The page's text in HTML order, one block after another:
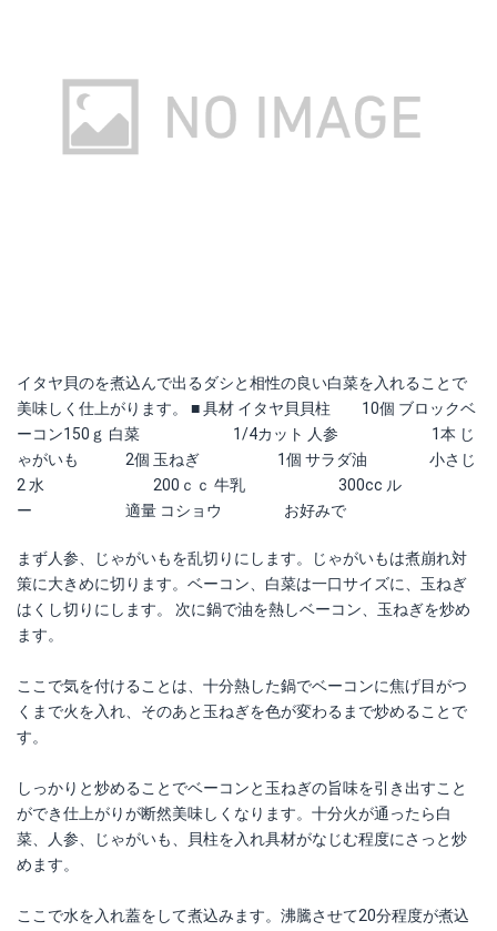
イタヤ貝のを煮込んで出るダシと相性の良い白菜を入れることで
美味しく仕上がります。 ■ 具材 イタヤ貝貝柱 10個 ブロックベ
ーコン150ｇ 白菜 1/4カット 人参 1本 じ
ゃがいも 2個 玉ねぎ 1個 サラダ油 小さじ
2 水 200ｃｃ 牛乳 300cc ル
ー 適量 コショウ お好みで
まず人参、じゃがいもを乱切りにします。じゃがいもは煮崩れ対
策に大きめに切ります。ベーコン、白菜は一口サイズに、玉ねぎ
はくし切りにします。 次に鍋で油を熱しベーコン、玉ねぎを炒め
ます。
ここで気を付けることは、十分熱した鍋でベーコンに焦げ目がつ
くまで火を入れ、そのあと玉ねぎを色が変わるまで炒めることで
す。
しっかりと炒めることでベーコンと玉ねぎの旨味を引き出すこと
ができ仕上がりが断然美味しくなります。十分火が通ったら白
菜、人参、じゃがいも、貝柱を入れ具材がなじむ程度にさっと炒
めます。
ここで水を入れ蓋をして煮込みます。沸騰させて20分程度が煮込